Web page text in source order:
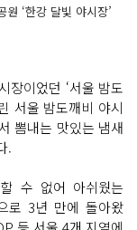
‘한강 달빛 야시장’
장이었던 ‘서울 밤도
서울 밤도깨비 야시
뽐내는 맛있는 냄새
.
수 없어 아쉬웠는
로 3년 만에 돌아왔